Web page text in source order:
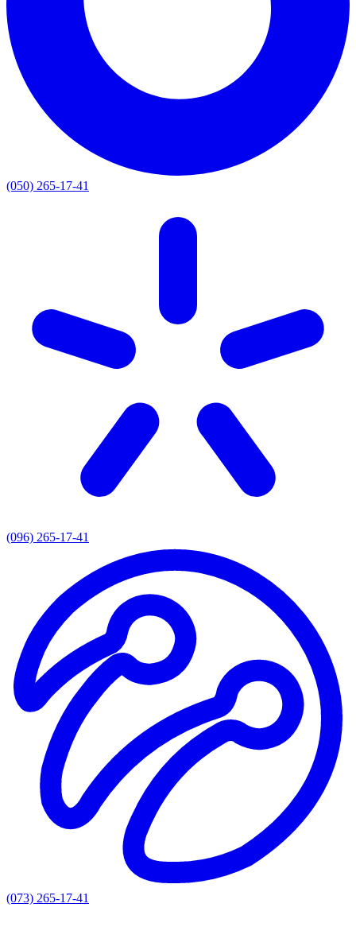
(050) 265-17-41
(096) 265-17-41
(073) 265-17-41